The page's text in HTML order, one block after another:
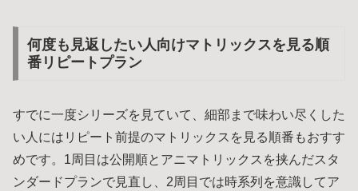
何度も見返したい人向けマトリックスを見る順
番リピートプラン
すでに一度シリーズを見ていて、細部まで味わい尽くした
い人にはリピート前提のマトリックスを見る順番もおすす
めです。1周目は公開順とアニマトリックスを挟んだスタ
ンダードプランで見直し、2周目では時系列を意識してア